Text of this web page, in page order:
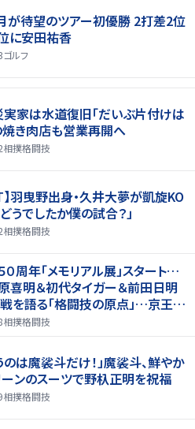
が待望のツアー初優勝 2打差2位
に安田祐香
ゴルフ
実家は水道復旧「だいぶ片付けは
焼き肉店も営業再開へ
相撲格闘技
】羽曳野出身・久井大夢が凱旋KO
うでしたか僕の試合？」
相撲格闘技
０周年「メモリアル展」スタート…
喜明＆初代タイガー＆前田日明
を語る「格闘技の原点」…京王プ
１日まで
相撲格闘技
は魔裟斗だけ！」魔裟斗、鮮やか
ーンのスーツで野杁正明を祝福
相撲格闘技